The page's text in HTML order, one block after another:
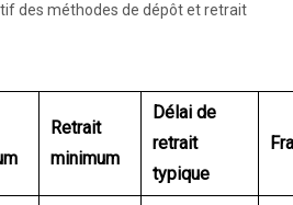
des méthodes de dépôt et retrait
Retrait
minimum
Délai de
retrait
typique